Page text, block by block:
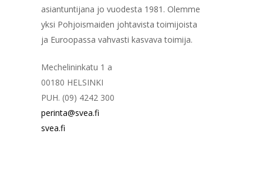
asiantuntijana jo vuodesta 1981. Olemme
yksi Pohjoismaiden johtavista toimijoista
ja Euroopassa vahvasti kasvava toimija.
Mechelininkatu 1 a
00180 HELSINKI
PUH. (09) 4242 300
perinta@svea.fi
svea.fi